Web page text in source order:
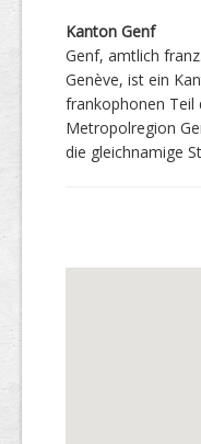
Kanton Genf
Genf, amtlich
Genève, ist ein
frankophonen Teil
Metropolregion
die gleichnamige